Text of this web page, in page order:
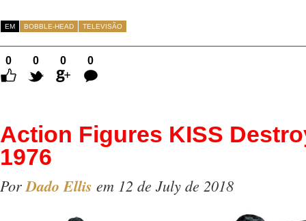
EM BOBBLE-HEAD TELEVISÃO
0 0 0
0
Comentários
Action Figures KISS
1976
PorDado Ellis em 12 de July de 2018